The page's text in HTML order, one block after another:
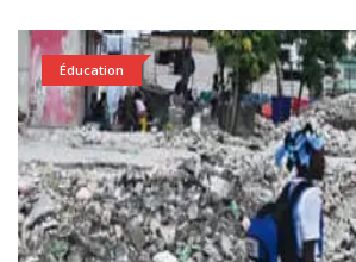
Éducation